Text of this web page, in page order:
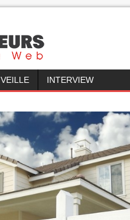
VEILLE INTERVIEW